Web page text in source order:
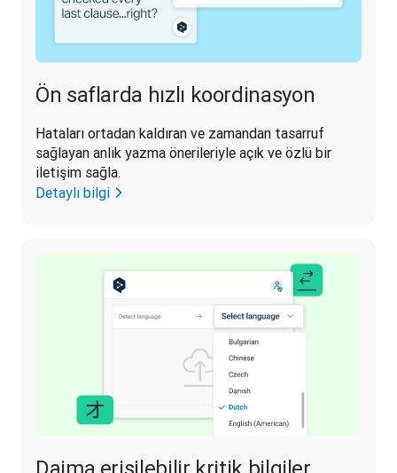
Ön saflarda hızlı koordinasyon
Hataları ortadan kaldıran ve zamandan tasarruf
sağlayan anlık yazma önerileriyle açık ve özlü bir
iletişim sağla.
Detaylı bilgi